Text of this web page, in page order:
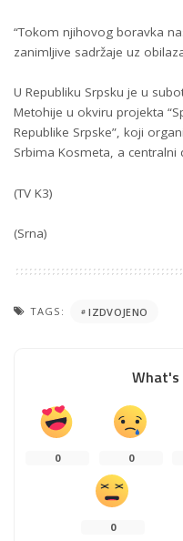
“Tokom njihovog boravka
zanimljive sadržaje uz
U Republiku Srpsku je u
Metohije u okviru projekta
Republike Srpske”, koji
Srbima Kosmeta, a centralni
(TV K3)
(Srna)
TAGS: IZDVOJENO
What's
0 0
0